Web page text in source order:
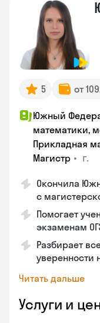
5 от
Южный
математики,
Прикладная
Магистр • г.
Окончила
с
Помогает
экзаменам
Разбирает
уверенности
Читать дальше
Услуги и